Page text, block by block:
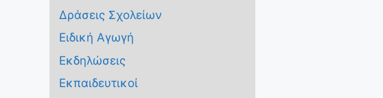
Δράσεις Σχολείων
Ειδική Αγωγή
Εκδηλώσεις
Εκπαιδευτικοί